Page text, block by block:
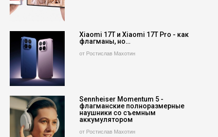
Xiaomi 17T и Xiaomi 17T Pro - как
флагманы, но…
от Ростислав Махотин
Sennheiser Momentum 5 -
флагманские полноразмерные
наушники со съемным
аккумулятором
от Ростислав Махотин